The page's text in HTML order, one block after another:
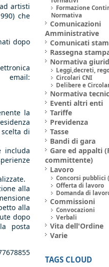
artisti
che
dopo
la
di
includa
alla
alla
dopo
posta
Formazione
Normativa
Comunicazioni
Amministrative
Comunicati
Rassegna
Normativa
Leggi,decreti,
Circolari CNI
Delibere e
Normativa
Eventi altri enti
Tariffe
Previdenza
Tasse
Bandi di gara
Gare ed appalti
committente)
Lavoro
Concorsi pubblici
Offerta di lavoro
Domanda di
Commissioni
Convocazioni
Verbali
Vita dell'Ordine
Varie
TAGS CLOUD